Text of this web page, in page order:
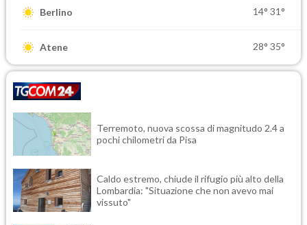
Berlino 14° 31°
Atene 28° 35°
Terremoto, nuova scossa di magnitudo 2.4 a
pochi chilometri da Pisa
Caldo estremo, chiude il rifugio più alto della
Lombardia: "Situazione che non avevo mai
vissuto"